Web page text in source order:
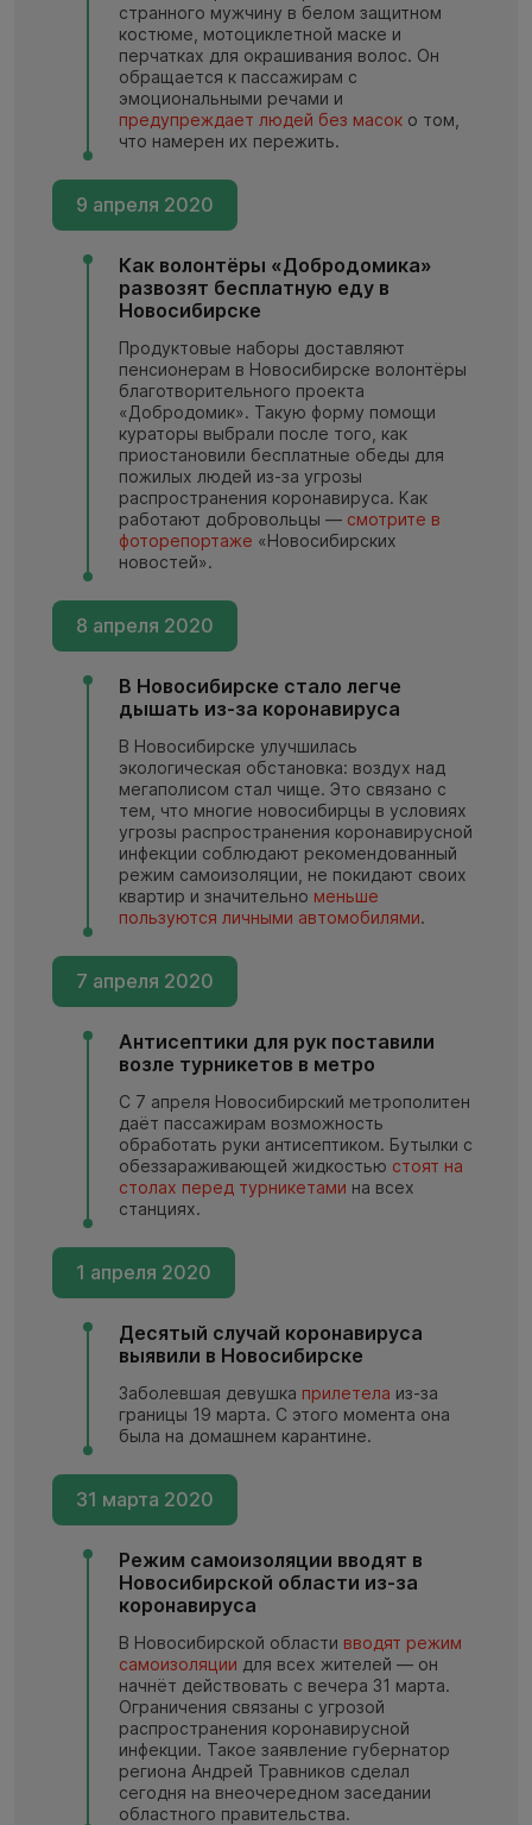
странного мужчину в белом защитном
костюме, мотоциклетной маске и
перчатках для окрашивания волос. Он
обращается к пассажирам с
эмоциональными речами и
предупреждает людей без масок о том,
что намерен их пережить.
9 апреля 2020
Как волонтёры «Добродомика»
развозят бесплатную еду в
Новосибирске
Продуктовые наборы доставляют
пенсионерам в Новосибирске волонтёры
благотворительного проекта
«Добродомик». Такую форму помощи
кураторы выбрали после того, как
приостановили бесплатные обеды для
пожилых людей из-за угрозы
распространения коронавируса. Как
работают добровольцы — смотрите в
фоторепортаже «Новосибирских
новостей».
8 апреля 2020
В Новосибирске стало легче
дышать из-за коронавируса
В Новосибирске улучшилась
экологическая обстановка: воздух над
мегаполисом стал чище. Это связано с
тем, что многие новосибирцы в условиях
угрозы распространения коронавирусной
инфекции соблюдают рекомендованный
режим самоизоляции, не покидают своих
квартир и значительно меньше
пользуются личными автомобилями.
7 апреля 2020
Антисептики для рук поставили
возле турникетов в метро
С 7 апреля Новосибирский метрополитен
даёт пассажирам возможность
обработать руки антисептиком. Бутылки с
обеззараживающей жидкостью стоят на
столах перед турникетами на всех
станциях.
1 апреля 2020
Десятый случай коронавируса
выявили в Новосибирске
Заболевшая девушка прилетела из-за
границы 19 марта. С этого момента она
была на домашнем карантине.
31 марта 2020
Режим самоизоляции вводят в
Новосибирской области из-за
коронавируса
В Новосибирской области вводят режим
самоизоляции для всех жителей — он
начнёт действовать с вечера 31 марта.
Ограничения связаны с угрозой
распространения коронавирусной
инфекции. Такое заявление губернатор
региона Андрей Травников сделал
сегодня на внеочередном заседании
областного правительства.